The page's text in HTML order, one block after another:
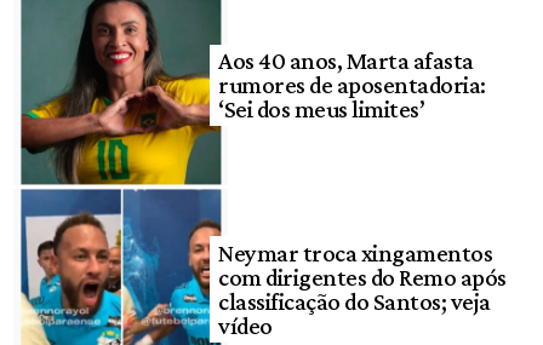
Aos 40 anos, Marta afasta
rumores de aposentadoria:
‘Sei dos meus limites’
Neymar troca xingamentos
com dirigentes do Remo após
classificação do Santos; veja
vídeo